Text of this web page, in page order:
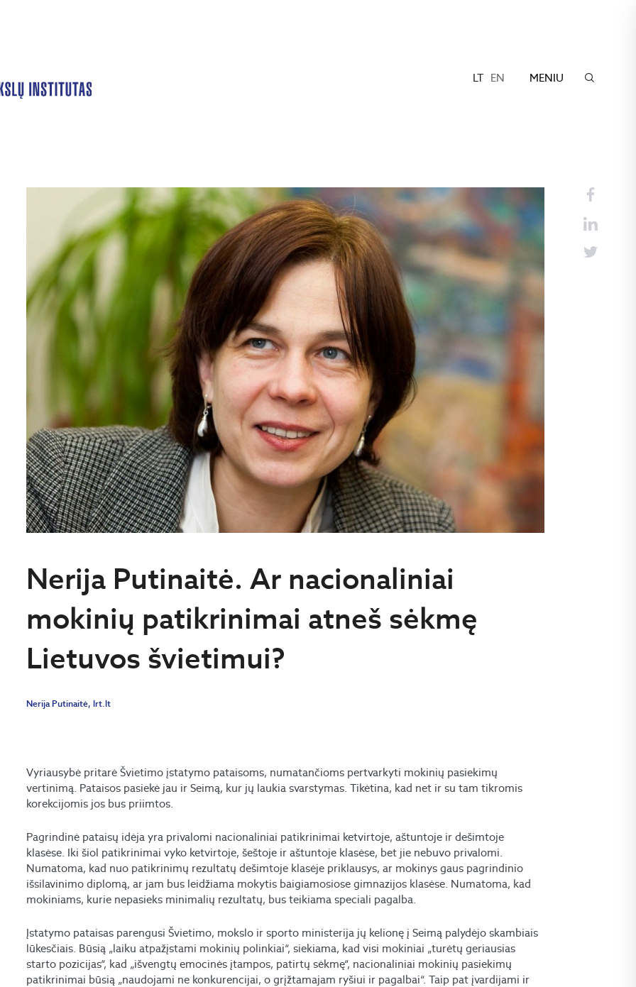
LT EN MENIU
Nerija Putinaitė. Ar nacionaliniai
mokinių patikrinimai atneš sėkmę
Lietuvos švietimui?
Nerija Putinaitė, lrt.lt
Vyriausybė pritarė Švietimo įstatymo pataisoms, numatančioms pertvarkyti mokinių pasiekimų
vertinimą. Pataisos pasiekė jau ir Seimą, kur jų laukia svarstymas. Tikėtina, kad net ir su tam tikromis
korekcijomis jos bus priimtos.
Pagrindinė pataisų idėja yra privalomi nacionaliniai patikrinimai ketvirtoje, aštuntoje ir dešimtoje
klasėse. Iki šiol patikrinimai vyko ketvirtoje, šeštoje ir aštuntoje klasėse, bet jie nebuvo privalomi.
Numatoma, kad nuo patikrinimų rezultatų dešimtoje klasėje priklausys, ar mokinys gaus pagrindinio
išsilavinimo diplomą, ar jam bus leidžiama mokytis baigiamosiose gimnazijos klasėse. Numatoma, kad
mokiniams, kurie nepasieks minimalių rezultatų, bus teikiama speciali pagalba.
Įstatymo pataisas parengusi Švietimo, mokslo ir sporto ministerija jų kelionę į Seimą palydėjo skambiais
lūkesčiais. Būsią „laiku atpažįstami mokinių polinkiai“, siekiama, kad visi mokiniai „turėtų geriausias
starto pozicijas“, kad „išvengtų emocinės įtampos, patirtų sėkmę“, nacionaliniai mokinių pasiekimų
patikrinimai būsią „naudojami ne konkurencijai, o grįžtamajam ryšiui ir pagalbai“. Taip pat įvardijami ir